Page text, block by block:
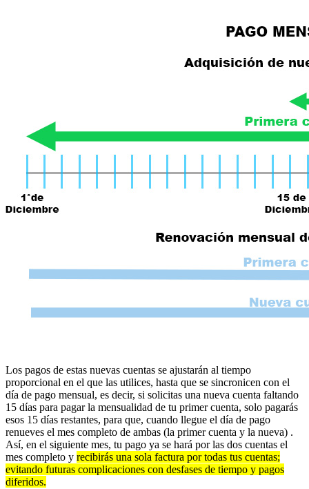
Los pagos de estas nuevas cuentas se ajustarán al tiempo
proporcional en el que las utilices, hasta que se sincronicen con el
día de pago mensual, es decir, si solicitas una nueva cuenta faltando
15 días para pagar la mensualidad de tu primer cuenta, solo pagarás
esos 15 días restantes, para que, cuando llegue el día de pago
renueves el mes completo de ambas (la primer cuenta y la nueva) .
Así, en el siguiente mes, tu pago ya se hará por las dos cuentas el
mes completo y recibirás una sola factura por todas tus cuentas;
evitando futuras complicaciones con desfases de tiempo y pagos
diferidos.